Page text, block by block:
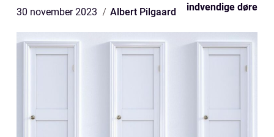
30 november 2023 Albert Pilgaard indvendige døre